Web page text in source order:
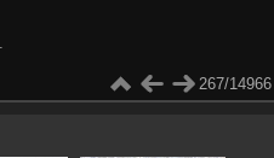
267/14966